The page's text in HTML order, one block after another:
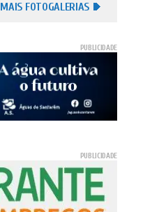
MAIS FOTOGALERIAS